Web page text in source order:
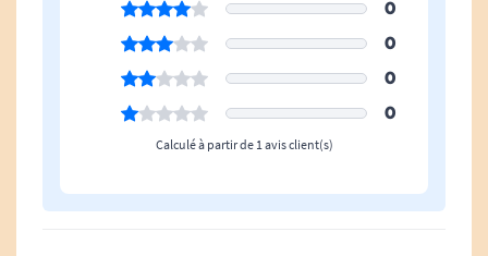
0
0
0
0
Calculé à partir de 1 avis client(s)